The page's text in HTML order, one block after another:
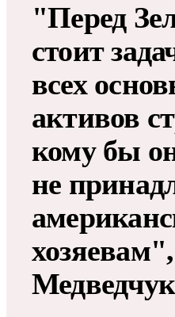
"Перед
стоит
всех
активов
кому бы
не